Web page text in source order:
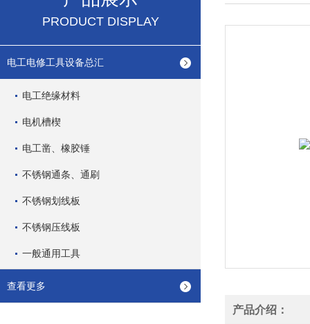
PRODUCT DISPLAY
电工电修工具设备总汇
电工绝缘材料
电机槽楔
电工凿、橡胶锤
不锈钢通条、通刷
不锈钢划线板
不锈钢压线板
一般通用工具
查看更多
产品介绍：